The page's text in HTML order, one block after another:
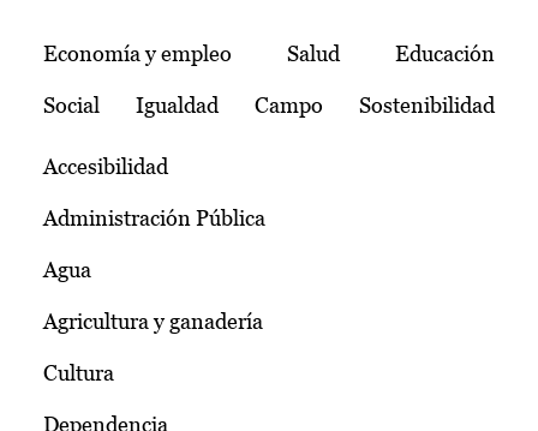
Temas
Economía y empleo Salud Educación
Social Igualdad Campo Sostenibilidad
Accesibilidad
Administración Pública
Agua
Agricultura y ganadería
Cultura
Dependencia